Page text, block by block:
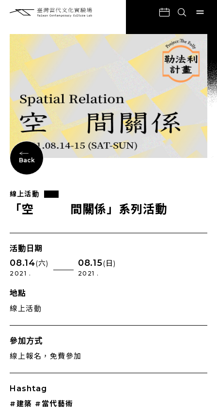
Back
線上活動
「空 間關係」系列活動
活動日期
08.14(六)
2021 .
08.15(日)
2021 .
地點
線上活動
參加方式
線上報名，免費參加
Hashtag
#建築 #當代藝術